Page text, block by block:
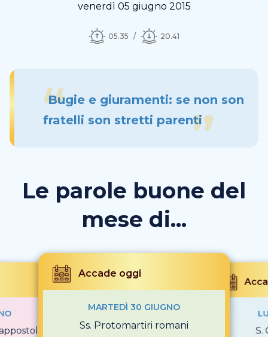
venerdì 05 giugno 2015
05.35 20.41
Bugie e giuramenti: se non son
fratelli son stretti parenti
Le parole buone del
mese di...
Accade oggi
MARTEDÌ 30 GIUGNO
Ss. Protomartiri romani S.